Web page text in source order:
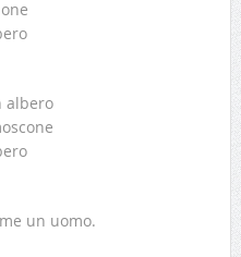
albero
un uomo.